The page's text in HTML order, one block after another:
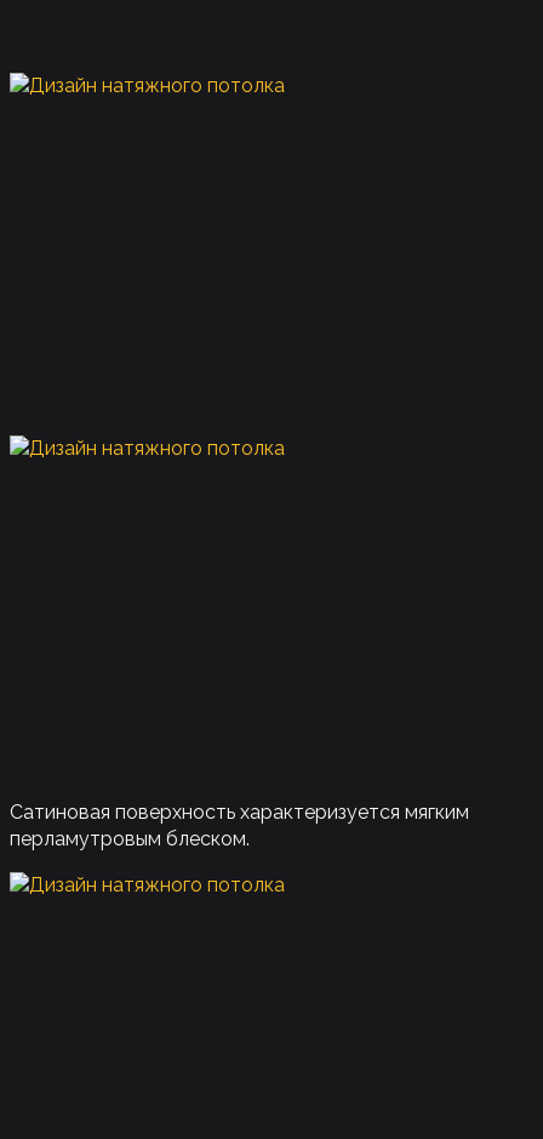
Сатиновая поверхность характеризуется мягким
перламутровым блеском.